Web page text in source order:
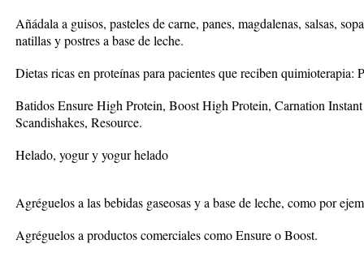
Añádala a guisos, pasteles de carne, panes, magdalenas, salsas,
natillas y postres a base de leche.
Dietas ricas en proteínas para pacientes que reciben quimioterapia:
Batidos Ensure High Protein, Boost High Protein, Carnation
Scandishakes, Resource.
Helado, yogur y yogur helado
Agréguelos a las bebidas gaseosas y a base de leche, como por
Agréguelos a productos comerciales como Ensure o Boost.